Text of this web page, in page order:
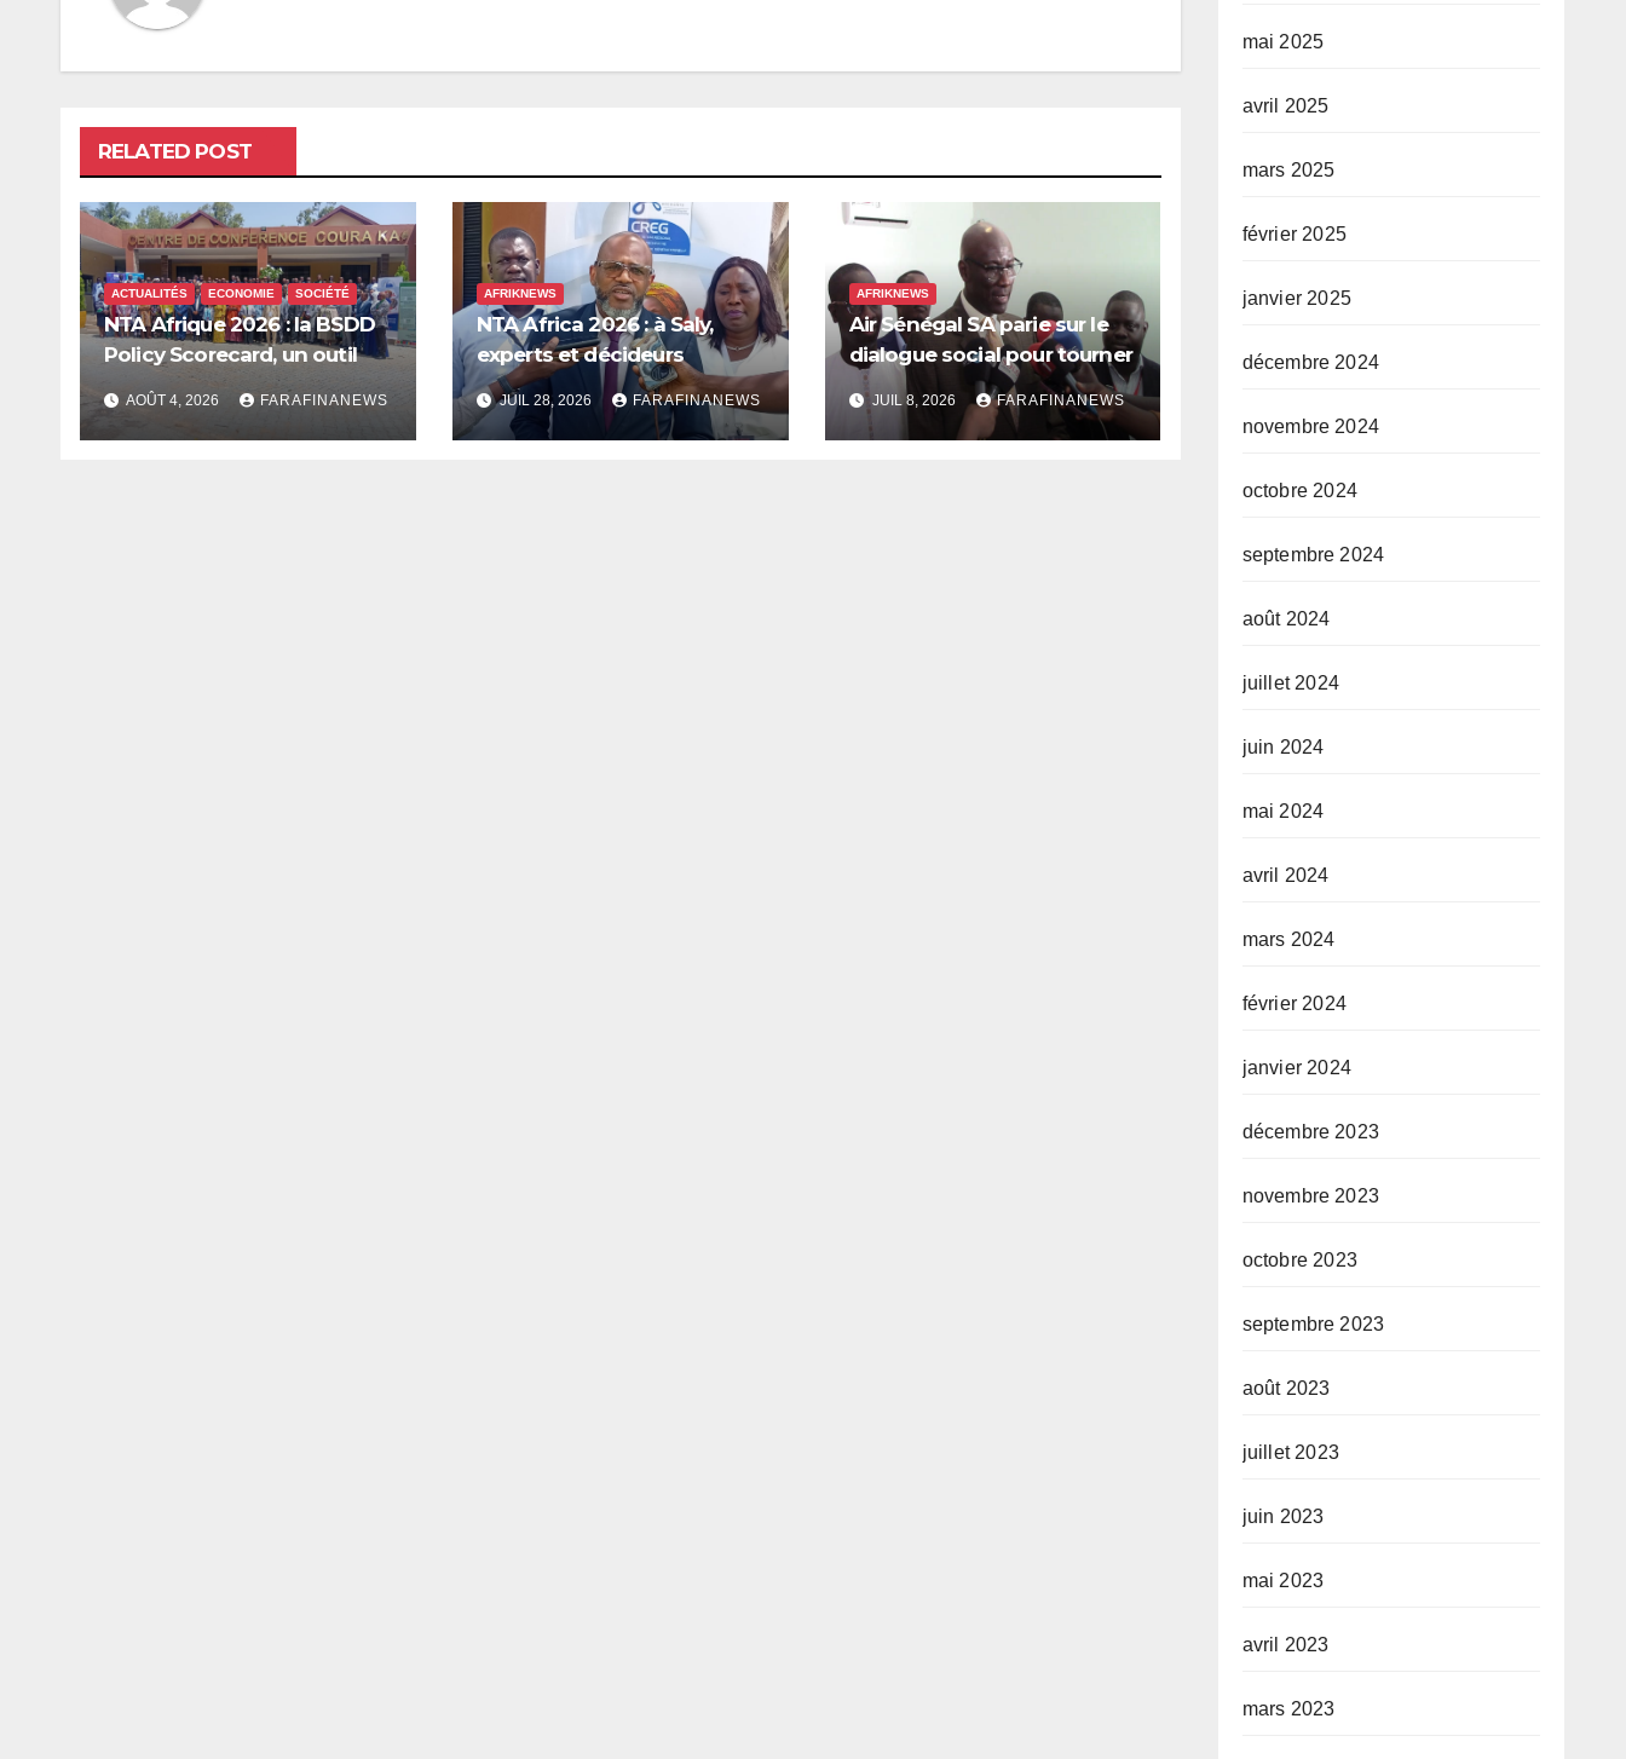
RELATED POST
ACTUALITÉS ECONOMIE SOCIÉTÉ
NTA Afrique 2026 : la BSDD
Policy Scorecard, un outil
pour mieux orienter les
dépenses publiques
AOÛT 4, 2026 FARAFINANEWS
AFRIKNEWS
NTA Africa 2026 : à Saly,
experts et décideurs
plaident pour une meilleure
prise en compte de
l’économie des soins en
JUIL 28, 2026 FARAFINANEWS
AFRIKNEWS
Air Sénégal SA parie sur le
dialogue social pour tourner
une nouvelle page
JUIL 8, 2026 FARAFINANEWS
mai 2025
avril 2025
mars 2025
février 2025
janvier 2025
décembre 2024
novembre 2024
octobre 2024
septembre 2024
août 2024
juillet 2024
juin 2024
mai 2024
avril 2024
mars 2024
février 2024
janvier 2024
décembre 2023
novembre 2023
octobre 2023
septembre 2023
août 2023
juillet 2023
juin 2023
mai 2023
avril 2023
mars 2023